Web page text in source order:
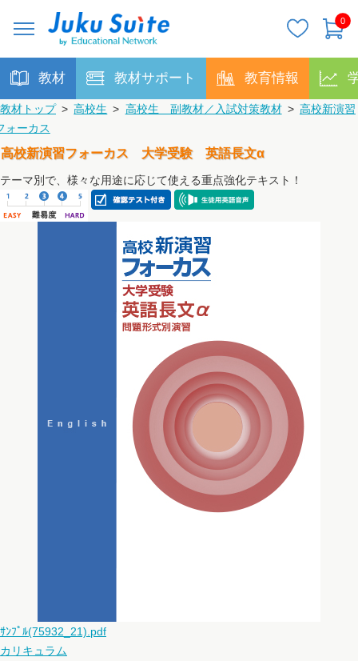
0
教材 教材サポート 教育情報
教材トップ > 高校生 > 高校生 副教材／入試対策教材 > 高校新演習
ォーカス
高校新演習フォーカス 大学受験 英語長文α
テーマ別で、様々な用途に応じて使える重点強化テキスト！
ｻﾝﾌﾟﾙ(75932_21).pdf
カリキュラム